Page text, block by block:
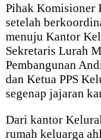
Pihak Komisioner
setelah
menuju Kantor
Sekretaris Lurah
Pembangunan
dan Ketua PPS
segenap jajaran
Dari kantor
rumah keluarga